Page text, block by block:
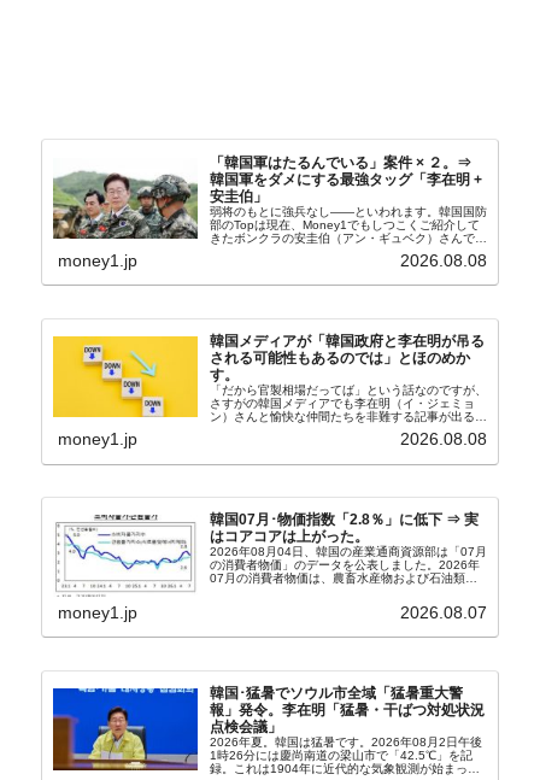
「韓国軍はたるんでいる」案件 × ２。⇒
韓国軍をダメにする最強タッグ「李在明 +
安圭伯」
弱将のもとに強兵なし――といわれます。韓国国防
部のTopは現在、Money1でもしつこくご紹介して
きたボンクラの安圭伯（アン・ギュベク）さんで
さんと「韓国初の文官上がり」の国防部長官安圭伯
money1.jp 2026.08.08
韓国メディアが「韓国政府と李在明が吊る
される可能性もあるのでは」とほのめか
す。
「だから官製相場だってば」という話なのですが、
さすがの韓国メディアでも李在明（イ・ジェミョ
ン）さんと愉快な仲間たちを非難する記事が出るよ
『朝鮮日報』に面白い記事が出ています。「東西南
money1.jp 2026.08.08
韓国07月･物価指数「2.8％」に低下 ⇒ 実
はコアコアは上がった。
2026年08月04日、韓国の産業通商資源部は「07月
の消費者物価」のデータを公表しました。2026年
07月の消費者物価は、農畜水産物および石油類の
2.8％上昇（06月は3.2％）となり、上昇率は前...
money1.jp 2026.08.07
韓国･猛暑でソウル市全域「猛暑重大警
報」発令。李在明「猛暑・干ばつ対処状況
点検会議」
2026年夏。韓国は猛暑です。2026年08月2日午後
1時26分には慶尚南道の梁山市で「42.5℃」を記
録。これは1904年に近代的な気象観測が始まって